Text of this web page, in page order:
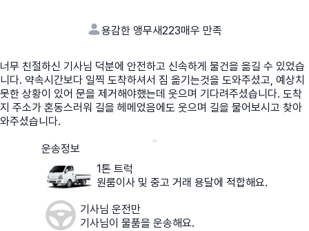
용감한 앵무새223매우 만족
너무 친절하신 기사님 덕분에 안전하고 신속하게 물건을 옮길 수 있었습
니다. 약속시간보다 일찍 도착하셔서 짐 옮기는것을 도와주셨고, 예상치
못한 상황이 있어 문을 제거해야했는데 웃으며 기다려주셨습니다. 도착
지 주소가 혼동스러워 길을 헤메었음에도 웃으며 길을 물어보시고 찾아
와주셨습니다.
운송정보
1톤 트럭
원룸이사 및 중고 거래 용달에 적합해요.
기사님 운전만
기사님이 물품을 운송해요.